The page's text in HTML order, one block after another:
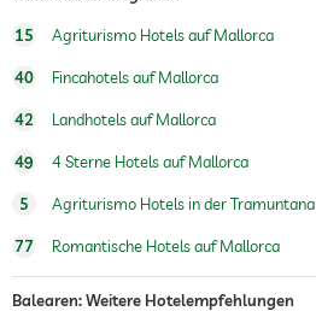
15 Agriturismo Hotels auf Mallorca
40 Fincahotels auf Mallorca
42 Landhotels auf Mallorca
49 4 Sterne Hotels auf Mallorca
5 Agriturismo Hotels in der Tramuntana
77 Romantische Hotels auf Mallorca
Balearen: Weitere Hotelempfehlungen